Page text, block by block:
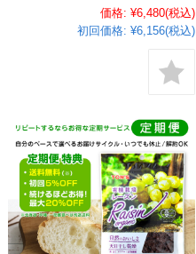
価格: ¥6,480(税込)
初回価格: ¥6,156(税込)